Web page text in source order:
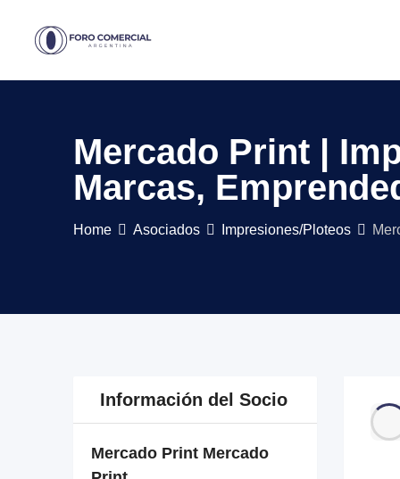
Mercado Print |
Marcas,
Home Asociados Impresiones/Ploteos
Información del Socio
Mercado Print Mercado